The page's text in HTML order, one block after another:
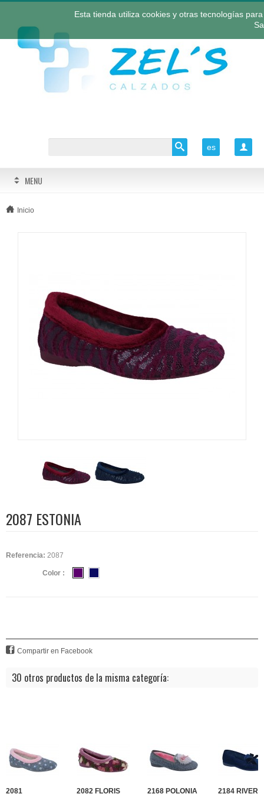

es
MENU
Inicio
2087 ESTONIA
Referencia: 2087
Color :
Compartir en Facebook
30 otros productos de la misma categoría:
2081 2082 FLORIS 2168 POLONIA 2184 RIVER
Esta tienda utiliza cookies y otras tecnologías